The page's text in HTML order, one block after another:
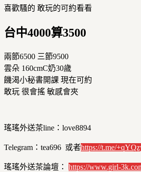
喜歡騷的 敢玩的可約看看
台中4000算3500
兩節6500 三節9500
雲朵 160cmC奶30歲
饑渴小秘書開課 現在可約
敢玩 很會搖 敏感會夾
瑤瑤外送茶line：love8894
Telegram：tea696 或者https://t.me/
瑤瑤外送茶論壇： https://www.girl-